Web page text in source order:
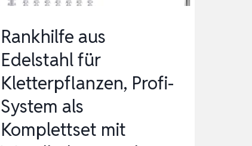
Rankhilfe aus
Edelstahl für
Kletterpflanzen, Profi-
System als
Komplettset mit